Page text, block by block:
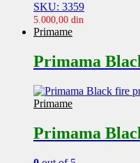
SKU: 3359
5.000,00 din
Primame
Primama
Primame
Primama